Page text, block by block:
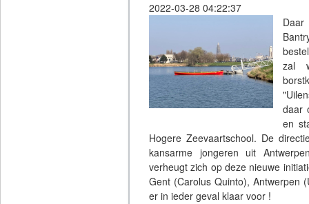
2022-03-28 04:22:37
zal
daar
en
Hogere Zeevaartschool. De
kansarme jongeren uit
verheugt zich op deze nieuwe
Gent (Carolus Quinto), Antwerpen
er in ieder geval klaar voor !